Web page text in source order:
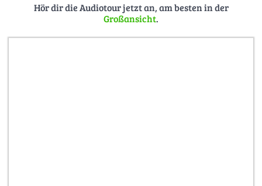
Hör dir die Audiotour jetzt an, am besten in der
Großansicht.